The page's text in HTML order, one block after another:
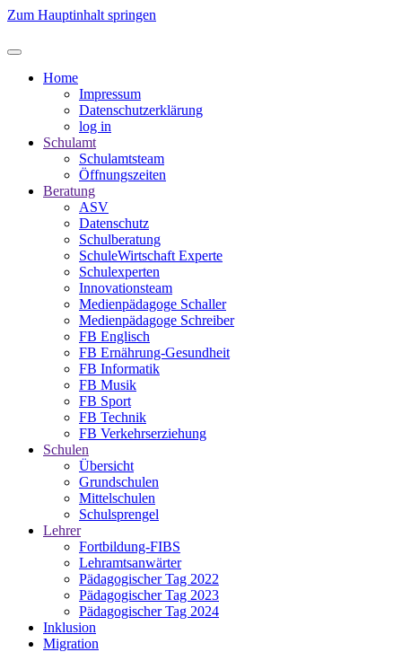
Zum Hauptinhalt springen
Home
Impressum
Datenschutzerklärung
log in
Schulamt
Schulamtsteam
Öffnungszeiten
Beratung
ASV
Datenschutz
Schulberatung
SchuleWirtschaft Experte
Schulexperten
Innovationsteam
Medienpädagoge Schaller
Medienpädagoge Schreiber
FB Englisch
FB Ernährung-Gesundheit
FB Informatik
FB Musik
FB Sport
FB Technik
FB Verkehrserziehung
Schulen
Übersicht
Grundschulen
Mittelschulen
Schulsprengel
Lehrer
Fortbildung-FIBS
Lehramtsanwärter
Pädagogischer Tag 2022
Pädagogischer Tag 2023
Pädagogischer Tag 2024
Inklusion
Migration